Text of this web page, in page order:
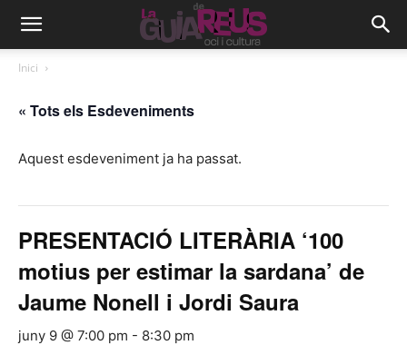
Inici
« Tots els Esdeveniments
Aquest esdeveniment ja ha passat.
PRESENTACIÓ LITERÀRIA ‘100
motius per estimar la sardana’ de
Jaume Nonell i Jordi Saura
juny 9 @ 7:00 pm - 8:30 pm